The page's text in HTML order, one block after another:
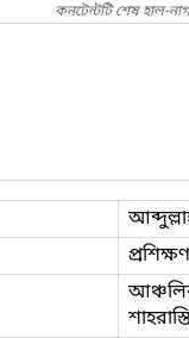
কনটেন্টটি শেষ হাল-